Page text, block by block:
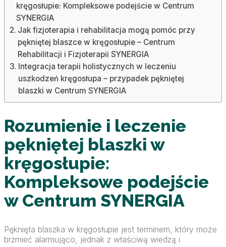
kręgosłupie: Kompleksowe podejście w Centrum
SYNERGIA
Jak fizjoterapia i rehabilitacja mogą pomóc przy
pękniętej blaszce w kręgosłupie – Centrum
Rehabilitacji i Fizjoterapii SYNERGIA
Integracja terapii holistycznych w leczeniu
uszkodzeń kręgosłupa – przypadek pękniętej
blaszki w Centrum SYNERGIA
Rozumienie i leczenie
pękniętej blaszki w
kręgosłupie:
Kompleksowe podejście
w Centrum SYNERGIA
Pęknięta blaszka w kręgosłupie jest terminem, który może
brzmieć alarmująco, jednak z właściwą wiedzą i